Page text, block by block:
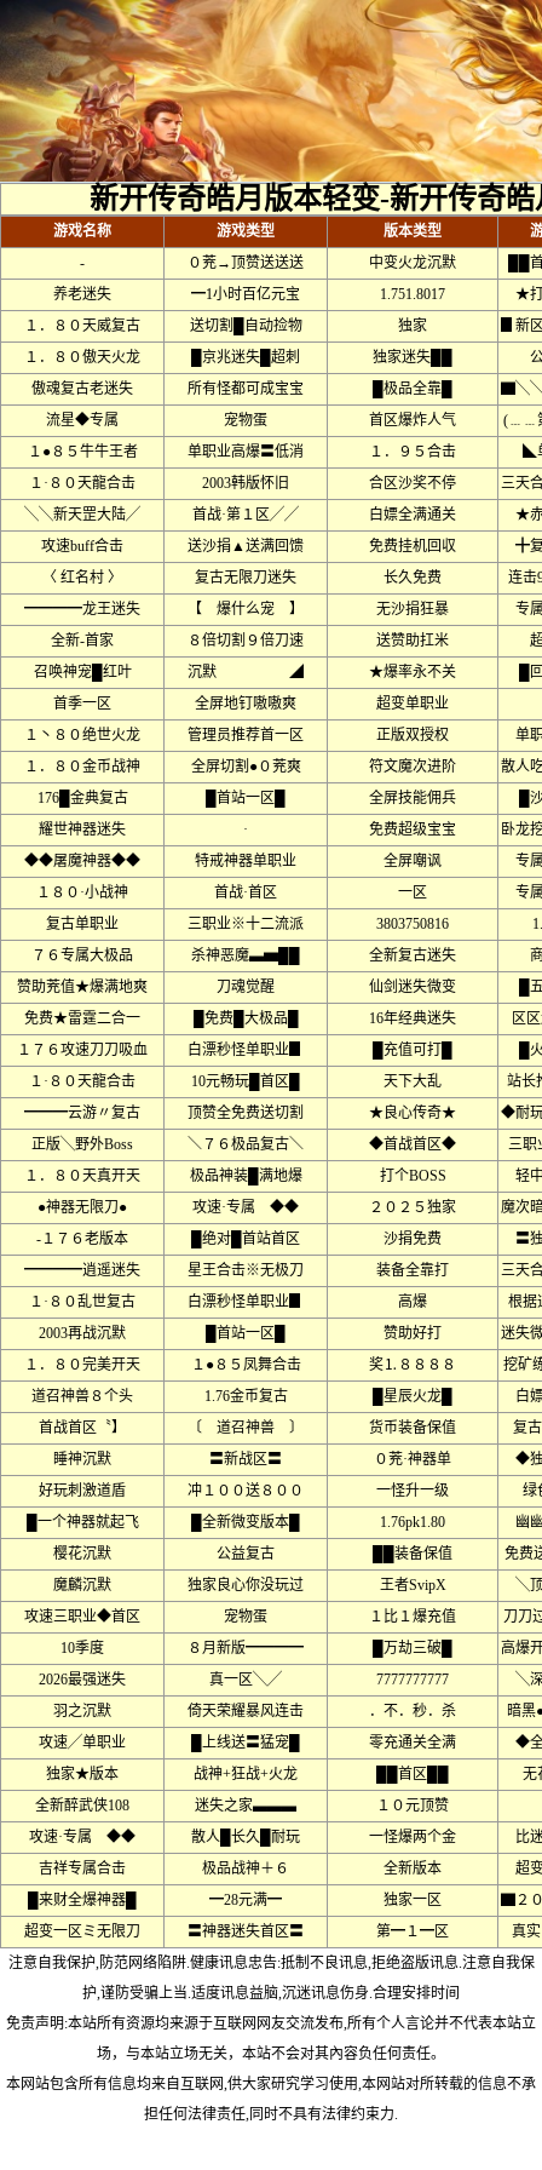
新开传奇皓月版本轻变-新开传奇
游戏名称 游戏类型 版本类型
-
０茺→顶赞送送送 中变火龙沉默
██
养老迷失
━1小时百亿元宝 1.751.8017
★
１．８０天威复古
送切割█自动捡物 独家
▊新
１．８０傲天火龙
█京兆迷失█超刺 独家迷失██
傲魂复古老迷失
所有怪都可成宝宝 █极品全靠█
▇╲╲
流星◆专属
宠物蛋 首区爆炸人气
(﹍﹍
１●８５牛牛王者
单职业高爆〓低消 １．９５合击
◣
１·８０天龍合击
2003韩版怀旧 合区沙奖不停
三天
╲╲新天罡大陆╱
首战·第１区╱╱ 白嫖全满通关
★
攻速buff合击
送沙捐▲送满回馈 免费挂机回収
╋
〈 红名村 〉
复古无限刀迷失 长久免费
连击
━━━━龙王迷失
【 爆什么宠 】 无沙捐狂暴
专
全新-首家
８倍切割９倍刀速 送赞助扛米
召唤神宠█红叶
沉默 ◢ ★爆率永不关
█
首季一区
全屏地钉嗷嗷爽
超变单职业
１丶８０绝世火龙
管理员推荐首一区 正版双授权
单
１．８０金币战神
全屏切割●０茺爽 符文魔次进阶
散人
176█金典复古
█首站一区█ 全屏技能佣兵
█
耀世神器迷失
· 免费超级宝宝
卧龙
◆◆屠魔神器◆◆
特戒神器单职业 全屏嘲讽
专
１８０·小战神
首战·首区 一区
专
复古单职业
三职业※十二流派 3803750816
７６专属大极品
杀神恶魔▃▅██ 全新复古迷失
赞助茺值★爆满地爽
刀魂觉醒 仙剑迷失微变
█
免费★雷霆二合一
█免费█大极品█ 16年经典迷失
区
１７６攻速刀刀吸血
白漂秒怪单职业▊ █充值可打█
█
１·８０天龍合击
10元畅玩█首区█ 天下大乱
站长
━━━云游〃复古
顶赞全免费送切割 ★良心传奇★
◆耐
正版╲野外Boss
＼７６极品复古＼ ◆首战首区◆
三职
１．８０天真开天
极品神装█满地爆 打个BOSS
轻
●神器无限刀●
攻速·专属 ◆◆ ２０２５独家
魔次
-１７６老版本
█绝对█首站首区 沙捐免费
〓
━━━━逍遥迷失
星王合击※无极刀 装备全靠打
三天
１·８０乱世复古
白漂秒怪单职业▊ 高爆
根据
2003再战沉默
█首站一区█ 赞助好打
迷失
１．８０完美开天
１●８５凤舞合击 奖⒈８８８８
挖矿
道召神兽８个头
1.76金币复古 █星辰火龙█
白
首战首区〝】
〔 道召神兽 〕 货币装备保值
复
睡神沉默
〓新战区〓 ０茺·神器单
◆
好玩刺激道盾
冲１００送８００ 一怪升一级
绿
█一个神器就起飞
█全新微变版本█ 1.76pk1.80
幽
樱花沉默
公益复古 ██装备保值
免费
魔麟沉默
独家良心你没玩过 王者SvipX
╲
攻速三职业◆首区
宠物蛋 １比１爆充值
刀刀
10季度
８月新版━━━━ █万劫三破█
高爆
2026最强迷失
真一区╲╱ 7777777777
╲
羽之沉默
倚天荣耀暴风连击 ．不．秒．杀
暗黑
攻速╱单职业
█上线送〓猛宠█ 零充通关全满
◆
独家★版本
战神+狂战+火龙 ██首区██
无
全新醉武侠108
迷失之家▃▃▃
１０元顶赞
攻速·专属 ◆◆
散人█长久█耐玩 一怪爆两个金
比
吉祥专属合击
极品战神＋６ 全新版本
超
█来财全爆神器█
━28元满━ 独家一区
▇２
超变一区ミ无限刀
〓神器迷失首区〓 第━１━区
真
注意自我保护,防范网络陷阱.健康讯息忠告:抵制不良讯息,拒绝盗版讯息.注意自我保
护,谨防受骗上当.适度讯息益脑,沉迷讯息伤身.合理安排时间
免责声明:本站所有资源均来源于互联网网友交流发布,所有个人言论并不代表本站立
场，与本站立场无关，本站不会对其內容负任何责任。
本网站包含所有信息均来自互联网,供大家研究学习使用,本网站对所转载的信息不承
担任何法律责任,同时不具有法律约束力.